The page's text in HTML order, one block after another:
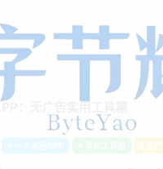
：无广告实用工具箱